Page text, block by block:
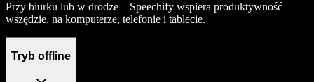
Przy biurku lub w drodze – Speechify wspiera produktywność
wszędzie, na komputerze, telefonie i tablecie.
Tryb offline